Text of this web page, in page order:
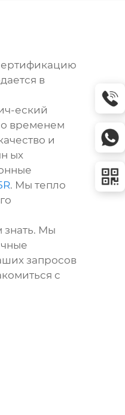
в
еский
временем
и
ых
. Мы тепло
знать. Мы
запросов
с